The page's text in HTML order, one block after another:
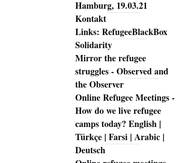
Hamburg, 19.03.21
Kontakt
Links: RefugeeBlackBox
Solidarity
Mirror the refugee
struggles - Observed and
the Observer
Online Refugee Meetings -
How do we live refugee
camps today? English |
Türkçe | Farsi | Arabic |
Deutsch